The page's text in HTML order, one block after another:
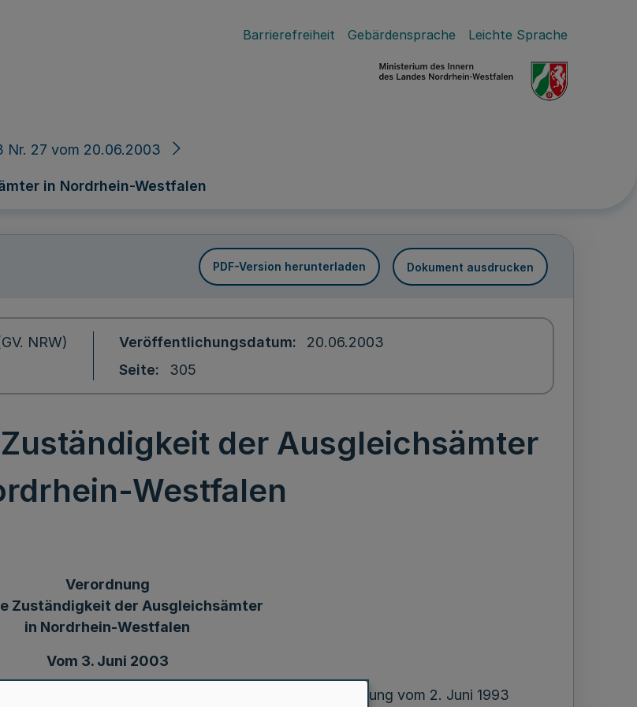
Barrierefreiheit Gebärdensprache Leichte Sprache
Nr. 27 vom 20.06.2003
in Nordrhein-Westfalen
PDF-Version herunterladen Dokument ausdrucken
NRW)
Veröffentlichungsdatum
20.06.2003
Seite
305
der Ausgleichsämter
Westfalen
Verordnung
Zuständigkeit der Ausgleichsämter
in Nordrhein-Westfalen
Vom 3. Juni 2003
in der Fassung der Bekanntmachung vom 2. Juni 1993